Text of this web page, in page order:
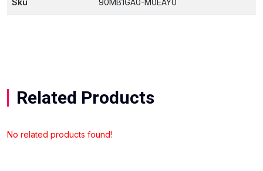
Sku 90MB1GA0-M0EAY0
Related Products
No related products found!